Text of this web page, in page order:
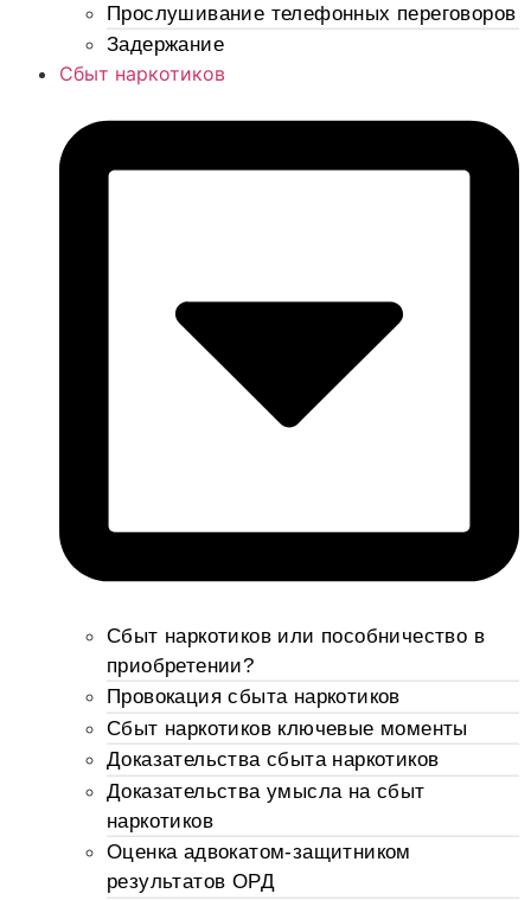
Прослушивание телефонных переговоров
Задержание
Сбыт наркотиков
Сбыт наркотиков или пособничество в
приобретении?
Провокация сбыта наркотиков
Сбыт наркотиков ключевые моменты
Доказательства сбыта наркотиков
Доказательства умысла на сбыт
наркотиков
Оценка адвокатом-защитником
результатов ОРД